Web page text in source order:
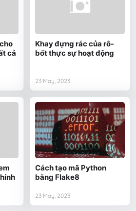
cả
Khay đựng rác của rô-
bốt thực sự hoạt động
23 May, 2023
Cách tạo mã Python
bằng Flake8
23 May, 2023